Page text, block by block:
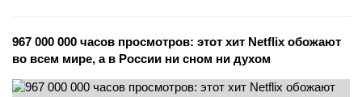
967 000 000 часов просмотров: этот хит Netflix обожают
во всем мире, а в России ни сном ни духом